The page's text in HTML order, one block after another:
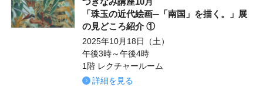
「珠玉の近代絵画─「南国」を描く。」展
の見どころ紹介 ①
2025年10月18日（土）
午後3時～午後4時
1階 レクチャールーム
詳細を見る